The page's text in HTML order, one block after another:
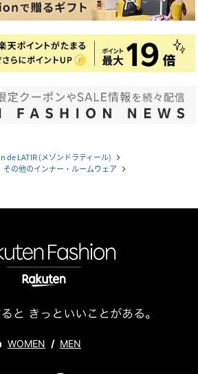
de LATIR (メゾンドラティール) navigate_next
その他のインナー・ルームウェア navigate_next
WOMEN / MEN